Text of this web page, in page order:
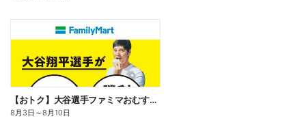
【おトク】大谷選手ファミマおむすび割
8月3日 ～8月10日